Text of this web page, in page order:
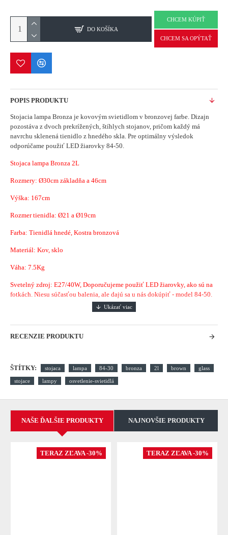
DO KOŠÍKA
CHCEM KÚPIŤ
CHCEM SA OPÝTAŤ
POPIS PRODUKTU
Stojacia lampa Bronza je kovovým svietidlom v bronzovej farbe. Dizajn
pozostáva z dvoch prekrížených, štíhlych stojanov, pričom každý má
navrchu sklenená tienidlo z hnedého skla. Pre optimálny výsledok
odporúčame použiť LED žiarovky 84-50.
Stojaca lampa Bronza 2L
Rozmery: Ø30cm základňa a 46cm
Výška: 167cm
Rozmer tienidla: Ø21 a Ø19cm
Farba: Tienidlá hnedé, Kostra bronzová
Materiál: Kov, sklo
Váha: 7.5Kg
Svetelný zdroj: E27/40W, Doporučujeme použiť LED žiarovky, ako sú na
fotkách. Niesu súčasťou balenia, ale dajú sa u nás dokúpiť - model 84-50.
RECENZIE PRODUKTU
ŠTÍTKY: stojaca lampa 84-30 bronza 2l brown glass
stojace lampy osvetlenie-svietidlá
NAŠE ĎALŠIE PRODUKTY NAJNOVŠIE PRODUKTY
TERAZ ZĽAVA -30% TERAZ ZĽAVA -30%